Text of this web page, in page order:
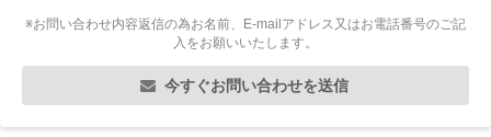
※お問い合わせ内容返信の為お名前、E-mailアドレス又はお電話番号のご記
入をお願いいたします。
今すぐお問い合わせを送信